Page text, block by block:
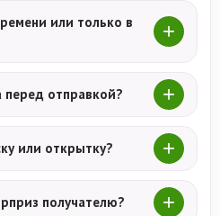
или только в
отправкой?
или открытку?
получателю?